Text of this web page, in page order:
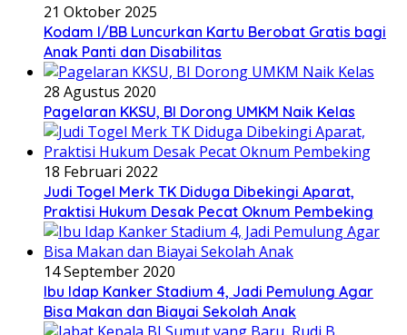
21 Oktober 2025
Kodam I/BB Luncurkan Kartu Berobat Gratis bagi
Anak Panti dan Disabilitas
28 Agustus 2020
Pagelaran KKSU, BI Dorong UMKM Naik Kelas
18 Februari 2022
Judi Togel Merk TK Diduga Dibekingi Aparat,
Praktisi Hukum Desak Pecat Oknum Pembeking
14 September 2020
Ibu Idap Kanker Stadium 4, Jadi Pemulung Agar
Bisa Makan dan Biayai Sekolah Anak